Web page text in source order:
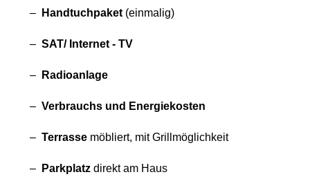
Handtuchpaket (einmalig)
SAT/ Internet - TV
Radioanlage
Verbrauchs und Energiekosten
Terrasse möbliert, mit Grillmöglichkeit
Parkplatz direkt am Haus